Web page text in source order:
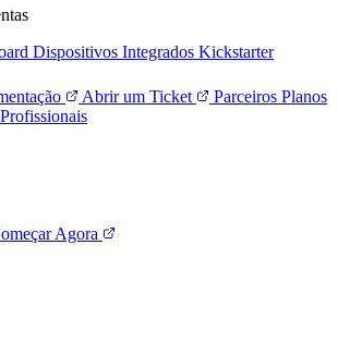
Dispositivos Integrados Kickstarter
Abrir um Ticket Parceiros Planos
Agora